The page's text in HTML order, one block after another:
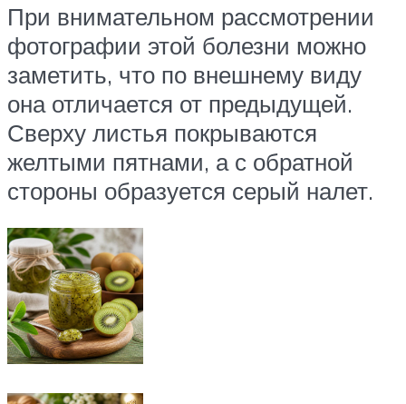
При внимательном рассмотрении
фотографии этой болезни можно
заметить, что по внешнему виду
она отличается от предыдущей.
Сверху листья покрываются
желтыми пятнами, а с обратной
стороны образуется серый налет.